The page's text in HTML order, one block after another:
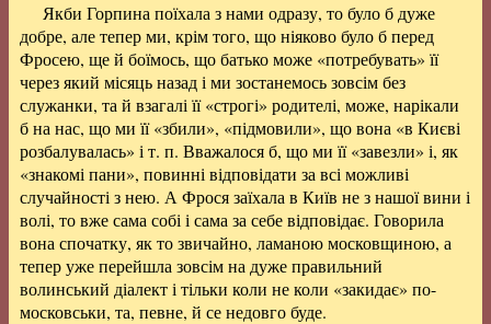
Якби Горпина поїхала з нами одразу, то було б дуже
добре, але тепер ми, крім того, що ніяково було б перед
Фросею, ще й боїмось, що батько може «потребувать» її
через який місяць назад і ми зостанемось зовсім без
служанки, та й взагалі її «строгі» родителі, може, нарікали
б на нас, що ми її «збили», «підмовили», що вона «в Києві
розбалувалась» і т. п. Вважалося б, що ми її «завезли» і, як
«знакомі пани», повинні відповідати за всі можливі
случайності з нею. А Фрося заїхала в Київ не з нашої вини і
волі, то вже сама собі і сама за себе відповідає. Говорила
вона спочатку, як то звичайно, ламаною московщиною, а
тепер уже перейшла зовсім на дуже правильний
волинський діалект і тільки коли не коли «закидає» по-
московськи, та, певне, й се недовго буде.